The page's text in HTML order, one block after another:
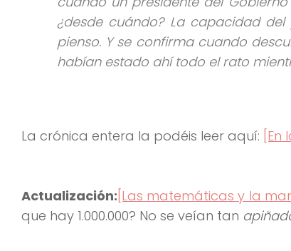
¿desde cuándo? La capacidad
pienso. Y se confirma cuando
habían estado ahí todo el rato
La crónica entera la podéis leer aquí:
Actualización: [Las matemáticas y la
que hay 1.000.000? No se veían tan